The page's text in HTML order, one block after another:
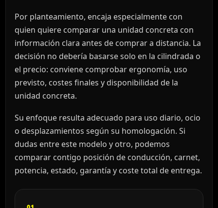
Por planteamiento, encaja especialmente con
quien quiere comparar una unidad concreta con
información clara antes de comprar a distancia. La
decisión no debería basarse solo en la cilindrada o
el precio: conviene comprobar ergonomía, uso
previsto, costes finales y disponibilidad de la
unidad concreta.
Su enfoque resulta adecuado para uso diario, ocio
o desplazamientos según su homologación. Si
dudas entre este modelo y otro, podemos
comparar contigo posición de conducción, carnet,
potencia, estado, garantía y coste total de entrega.